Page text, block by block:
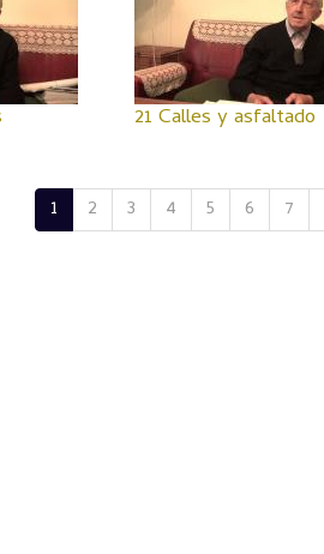
21 Calles y asfaltado
1 2 3 4 5 6 7